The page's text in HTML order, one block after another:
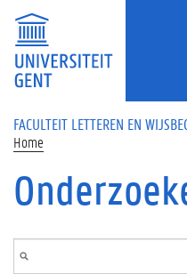
Overslaan en naar de inhoud gaan
FACULTEIT LETTEREN EN
Home